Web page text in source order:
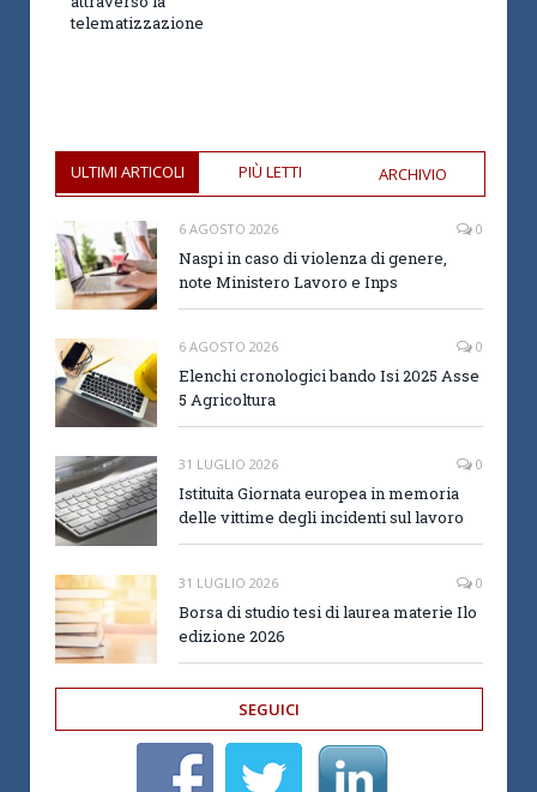
telematizzazione
ULTIMI ARTICOLI PIÙ LETTI ARCHIVIO
6 AGOSTO 2026 0
Naspi in caso di violenza di genere,
note Ministero Lavoro e Inps
6 AGOSTO 2026 0
Elenchi cronologici bando Isi 2025 Asse
5 Agricoltura
31 LUGLIO 2026 0
Istituita Giornata europea in memoria
delle vittime degli incidenti sul lavoro
31 LUGLIO 2026 0
Borsa di studio tesi di laurea materie Ilo
edizione 2026
SEGUICI